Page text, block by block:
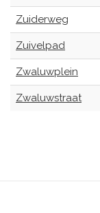
Zuiderweg
Zuivelpad
Zwaluwplein
Zwaluwstraat